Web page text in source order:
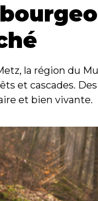
la région du
et cascades.
et bien vivante.